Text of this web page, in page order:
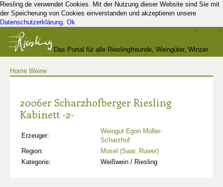
Riesling.de verwendet Cookies. Mit der Nutzung dieser Website sind Sie mit
der Speicherung von Cookies einverstanden und akzeptieren unsere
Datenschutzerklärung. Ok
Das Portal für alle Rieslingfreunde, Weingüter, Winzer
Home Weine
2006er Scharzhofberger Riesling
Kabinett -2-
Erzeuger:
Weingut Egon Müller-
Scharzhof
Region:
Mosel (Saar, Ruwer)
Kategorie:
Weißwein / Riesling